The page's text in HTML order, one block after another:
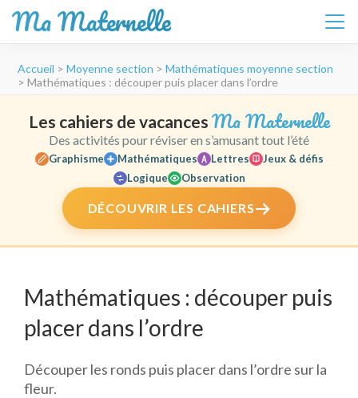
Ma Maternelle
contenu
Entrée)
Accueil > Moyenne section > Mathématiques moyenne section
> Mathématiques : découper puis placer dans l’ordre
Les cahiers de vacances Ma Maternelle
Des activités pour réviser en s’amusant tout l’été
Graphisme Mathématiques Lettres
Jeux & défis
Logique
Observation
DÉCOUVRIR LES CAHIERS
Mathématiques : découper puis
placer dans l’ordre
Découper les ronds puis placer dans l’ordre sur la
fleur.